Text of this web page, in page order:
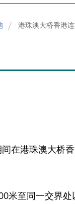
港珠澳大桥香港
在港珠澳大桥
米至同一交界